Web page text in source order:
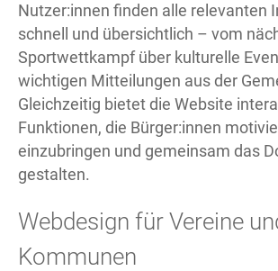
Nutzer:innen finden alle relevanten
schnell und übersichtlich – vom
Sportwettkampf über kulturelle
wichtigen Mitteilungen aus der
Gleichzeitig bietet die Website
Funktionen, die Bürger:innen
einzubringen und gemeinsam das
gestalten.
Webdesign für Vereine
Kommunen